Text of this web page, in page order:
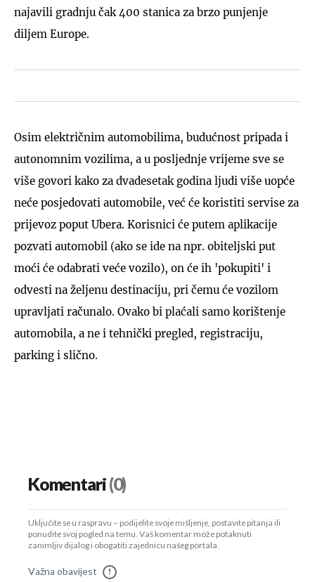
najavili gradnju čak 400 stanica za brzo punjenje
diljem Europe.
Osim električnim automobilima, budućnost pripada i
autonomnim vozilima, a u posljednje vrijeme sve se
više govori kako za dvadesetak godina ljudi više uopće
neće posjedovati automobile, već će koristiti servise za
prijevoz poput Ubera. Korisnici će putem aplikacije
pozvati automobil (ako se ide na npr. obiteljski put
moći će odabrati veće vozilo), on će ih 'pokupiti' i
odvesti na željenu destinaciju, pri čemu će vozilom
upravljati računalo. Ovako bi plaćali samo korištenje
automobila, a ne i tehnički pregled, registraciju,
parking i slično.
Komentari(0)
Uključite se u raspravu – podijelite svoje mišljenje, postavite pitanja ili
ponudite svoj pogled na temu. Vaš komentar može potaknuti
zanimljiv dijalog i obogatiti zajednicu našeg portala.
Važna obavijest !